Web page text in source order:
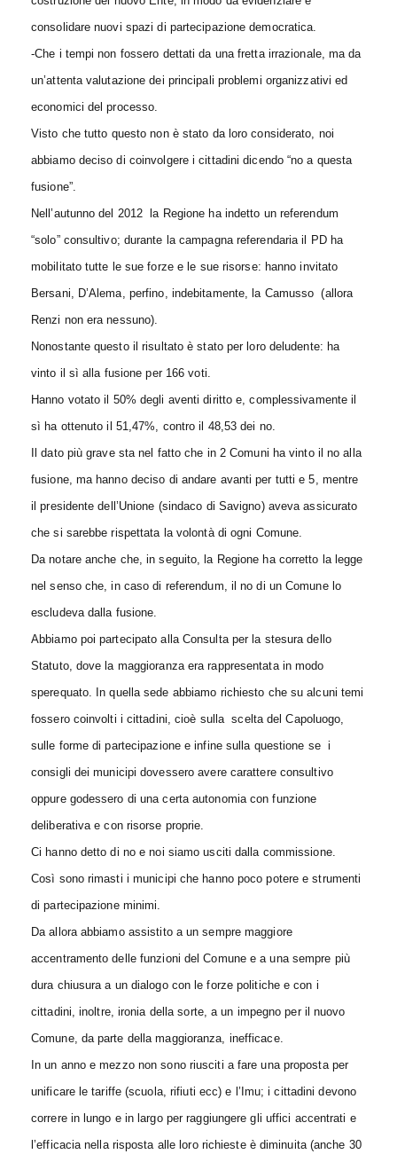
consolidare nuovi spazi di partecipazione democratica.
-Che i tempi non fossero dettati da una fretta irrazionale, ma da
un’attenta valutazione dei principali problemi organizzativi ed
economici del processo.
Visto che tutto questo non è stato da loro considerato, noi
abbiamo deciso di coinvolgere i cittadini dicendo “no a questa
fusione”.
Nell’autunno del 2012 la Regione ha indetto un referendum
“solo” consultivo; durante la campagna referendaria il PD ha
mobilitato tutte le sue forze e le sue risorse: hanno invitato
Bersani, D’Alema, perfino, indebitamente, la Camusso (allora
Renzi non era nessuno).
Nonostante questo il risultato è stato per loro deludente: ha
vinto il sì alla fusione per 166 voti.
Hanno votato il 50% degli aventi diritto e, complessivamente il
sì ha ottenuto il 51,47%, contro il 48,53 dei no.
Il dato più grave sta nel fatto che in 2 Comuni ha vinto il no alla
fusione, ma hanno deciso di andare avanti per tutti e 5, mentre
il presidente dell’Unione (sindaco di Savigno) aveva assicurato
che si sarebbe rispettata la volontà di ogni Comune.
Da notare anche che, in seguito, la Regione ha corretto la legge
nel senso che, in caso di referendum, il no di un Comune lo
escludeva dalla fusione.
Abbiamo poi partecipato alla Consulta per la stesura dello
Statuto, dove la maggioranza era rappresentata in modo
sperequato. In quella sede abbiamo richiesto che su alcuni temi
fossero coinvolti i cittadini, cioè sulla scelta del Capoluogo,
sulle forme di partecipazione e infine sulla questione se i
consigli dei municipi dovessero avere carattere consultivo
oppure godessero di una certa autonomia con funzione
deliberativa e con risorse proprie.
Ci hanno detto di no e noi siamo usciti dalla commissione.
Così sono rimasti i municipi che hanno poco potere e strumenti
di partecipazione minimi.
Da allora abbiamo assistito a un sempre maggiore
accentramento delle funzioni del Comune e a una sempre più
dura chiusura a un dialogo con le forze politiche e con i
cittadini, inoltre, ironia della sorte, a un impegno per il nuovo
Comune, da parte della maggioranza, inefficace.
In un anno e mezzo non sono riusciti a fare una proposta per
unificare le tariffe (scuola, rifiuti ecc) e l’Imu; i cittadini devono
correre in lungo e in largo per raggiungere gli uffici accentrati e
l’efficacia nella risposta alle loro richieste è diminuita (anche 30